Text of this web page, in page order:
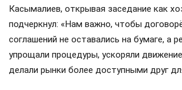
Касымалиев, открывая заседание как
подчеркнул: «Нам важно, чтобы
соглашений не оставались на бумаге, а
упрощали процедуры, ускоряли
делали рынки более доступными друг